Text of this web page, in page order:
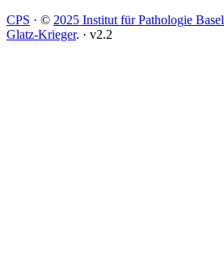
CPS · © 2025 Institut für Pathologie Basel
Glatz-Krieger. · v2.2